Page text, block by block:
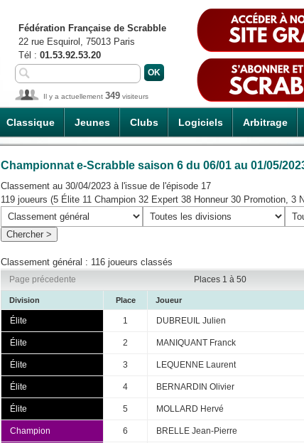
Classique Jeunes Clubs Logiciels Arbitrage
Fédération Française de Scrabble
22 rue Esquirol, 75013 Paris
Tél : 01.53.92.53.20
Il y a actuellement 349 visiteurs
Championnat e-Scrabble saison 6 du 06/01 au 01/05/
Classement au 30/04/2023 à l'issue de l'épisode 17
119 joueurs (5 Élite 11 Champion 32 Expert 38 Honneur 30 Promotion, 3
Classement général : 116 joueurs classés
Page précedente Places 1 à 50
Division Place Joueur
Élite 1 DUBREUIL Julien
Élite 2 MANIQUANT Franck
Élite 3 LEQUENNE Laurent
Élite 4 BERNARDIN Olivier
Élite 5 MOLLARD Hervé
Champion 6 BRELLE Jean-Pierre